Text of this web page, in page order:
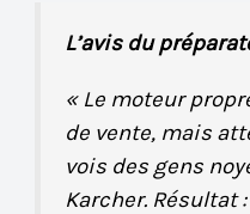
L’avis du
« Le moteur
de vente, mais
vois des gens
Karcher. Résultat